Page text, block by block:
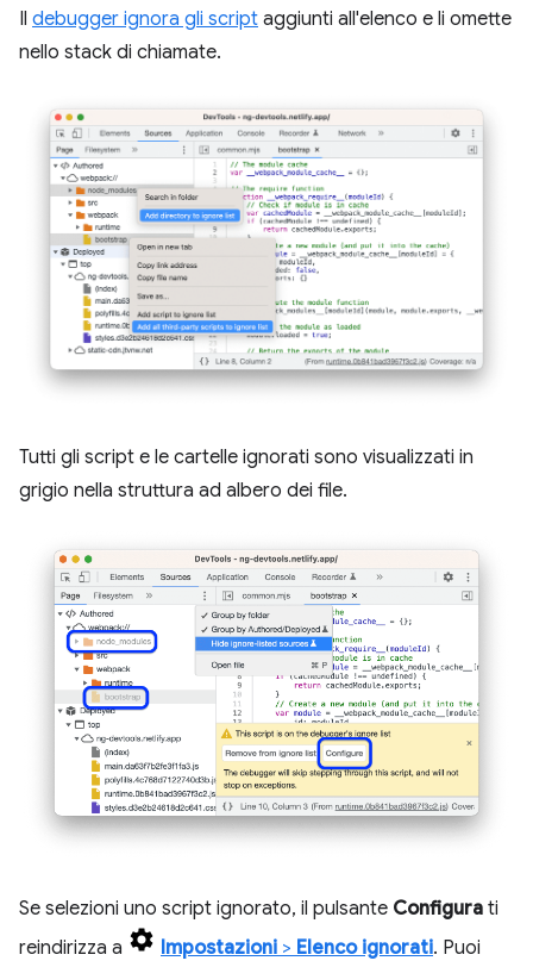
Il debugger ignora gli script aggiunti all'elenco e li omette
nello stack di chiamate.
Tutti gli script e le cartelle ignorati sono visualizzati in
grigio nella struttura ad albero dei file.
Se selezioni uno script ignorato, il pulsante Configura ti
reindirizza a
Impostazioni > Elenco ignorati. Puoi